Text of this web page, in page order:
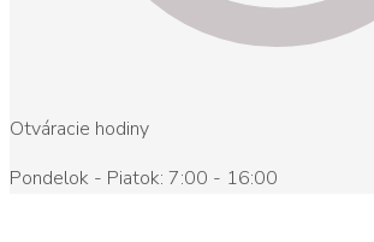
Otváracie hodiny
Pondelok - Piatok: 7:00 - 16:00